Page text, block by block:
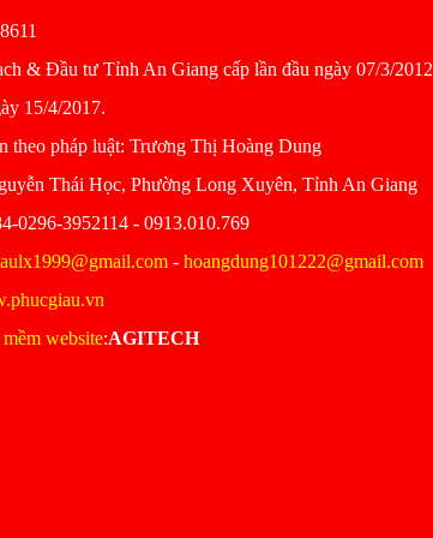
& Đầu tư Tỉnh An Giang cấp lần đầu ngày 07/3/2012
15/4/2017.
theo pháp luật: Trương Thị Hoàng Dung
Thái Học, Phường Long Xuyên, Tỉnh An Giang
0296-3952114 - 0913.010.769
- hoangdung101222@gmail.com
website:AGITECH